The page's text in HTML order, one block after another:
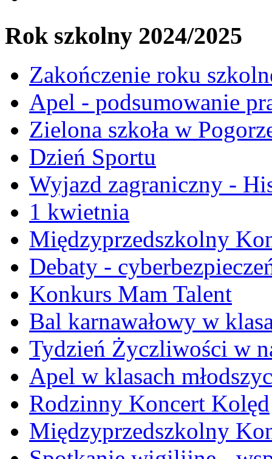
Rok szkolny 2024/2025
Zakończenie roku
Apel - podsumowanie
Zielona szkoła w
Dzień Sportu
Wyjazd zagraniczny -
1 kwietnia
Międzyprzedszkolny
Debaty -
Konkurs Mam Talent
Bal karnawałowy w
Tydzień Życzliwości w
Apel w klasach
Rodzinny Koncert Kolęd
Międzyprzedszkolny